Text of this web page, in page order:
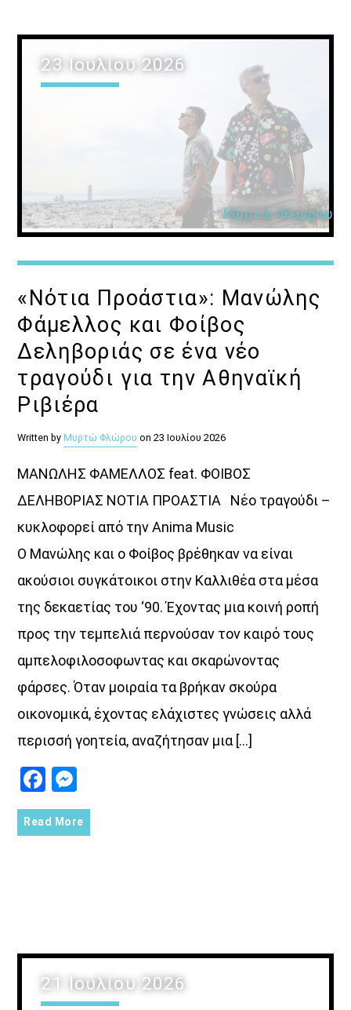
23 Ιουλίου 2026
Μυρτώ Φλώρου
«Νότια Προάστια»: Μανώλης
Φάμελλος και Φοίβος
Δεληβοριάς σε ένα νέο
τραγούδι για την Αθηναϊκή
Ριβιέρα
Written byΜυρτώ Φλώρου on 23 Ιουλίου 2026
ΜΑΝΩΛΗΣ ΦΑΜΕΛΛΟΣ feat. ΦΟΙΒΟΣ
ΔΕΛΗΒΟΡΙΑΣ ΝΟΤΙΑ ΠΡΟΑΣΤΙΑ Νέο τραγούδι –
κυκλοφορεί από την Anima Music
Ο Μανώλης και ο Φοίβος βρέθηκαν να είναι
ακούσιοι συγκάτοικοι στην Καλλιθέα στα μέσα
της δεκαετίας του ‘90. Έχοντας μια κοινή ροπή
προς την τεμπελιά περνούσαν τον καιρό τους
αμπελοφιλοσοφωντας και σκαρώνοντας
φάρσες. Όταν μοιραία τα βρήκαν σκούρα
οικονομικά, έχοντας ελάχιστες γνώσεις αλλά
περισσή γοητεία, αναζήτησαν μια […]
Facebook
Read More
21 Ιουλίου 2026